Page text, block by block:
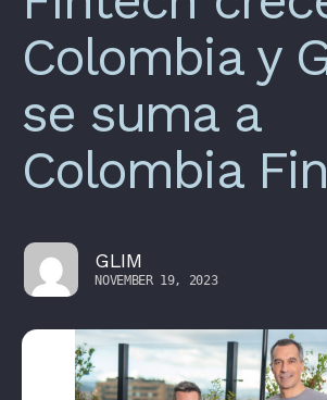
Colombia y
se suma a
Colombia
GLIM
NOVEMBER 19, 2023